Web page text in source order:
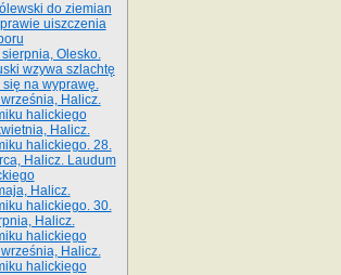
do ziemian
uiszczenia
Olesko.
wzywa szlachtę
na wyprawę.
Halicz.
halickiego
Halicz.
halickiego. 28.
Halicz. Laudum
Halicz.
halickiego. 30.
Halicz.
halickiego
Halicz.
halickiego